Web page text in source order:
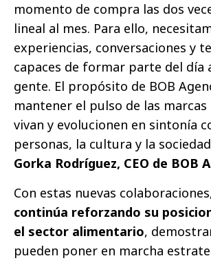
momento de compra las dos
lineal al mes. Para ello,
experiencias, conversaciones y
capaces de formar parte del día
gente. El propósito de BOB
mantener el pulso de las marcas
vivan y evolucionen en sintonía
personas, la cultura y la
Gorka Rodríguez, CEO de BOB
Con estas nuevas
continúa reforzando su
el sector alimentario,
pueden poner en marcha